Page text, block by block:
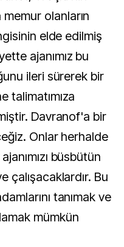
olanların
elde edilmiş
ajanımız bu
ileri sürerek bir
talimatımıza
Davranof'a bir
Onlar herhalde
büsbütün
çalışacaklardır. Bu
tanımak ve
mümkün